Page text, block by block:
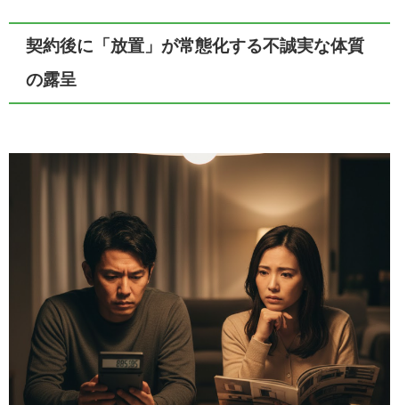
契約後に「放置」が常態化する不誠実な体質
の露呈